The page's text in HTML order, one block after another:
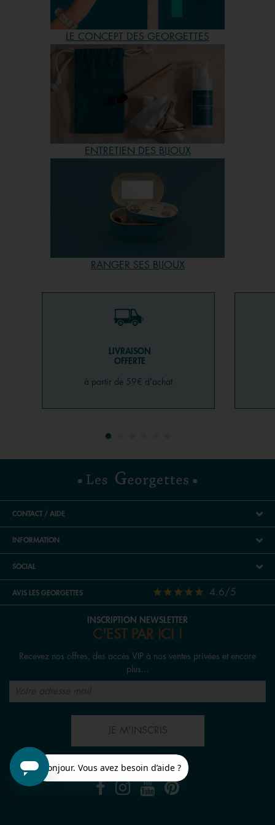
optant pour un Jonc ou un Bracelet Chaîne, vous vous
dirigez alors vers notre collection Les Cadettes, pensée
pour cumuler plusieurs bijoux. Quel que soit le style
sélectionné (bracelet rond ou jonc), il sera également
entre elles sur votre poignet. Il est également possible de
ne choisir qu’un bracelet de montre (maille, souple ou
bijou) sans pour autant prendre un boîtier ! Vous êtes en
l’inspiration pour trouver le cadeau idéal ? Suivez le
toutes les nouveautés, une ribambelle de modèles vous
sont proposés, de toutes les largeurs, de toutes les tailles,
et de toutes les collections, assemblés ou non d’un cuir
bleu, blanc, gris, jaune, marron, noir, rouge, vert, rose,
à savoir pour vos prochains achats en ligne sur le site Les
Georgettes : pour une commande d’une valeur
fidélité, vous cumulez des points !
On vous l’a déjà dit : la mode est un éternel
recommencement ! C’est pourquoi on ne cesse de voir
gros maillons dorés - fait son grand retour, les pendentifs
avec des créoles pour mélanger les styles, et on accumule
rangs, en mêlant l’or et l’argent. Enfin, on réinvestit aussi
possible : le pendentif coeur en or, plaqué or, argent, la
bague chevalière ou avec des pierres précieuses, le
collier de perles, la fine gourmette en plaqué or, etc. Chez
Les Georgettes, si on aime suivre la tendance en vous
proposant toujours plus de designs et de nouveautés
à votre imagination et faire parler votre créativité grâce à
notre atelier de personnalisation en ligne, où chaque
bracelet, collier, paire de boucle d’oreille, montre et
bague pour femme peut être créée sur-mesure.
LE CONCEPT DES GEORGETTES
ENTRETIEN DES BIJOUX
RANGER SES BIJOUX
LIVRAISON
OFFERTE
à partir de 59€ d'achat
CONTACT / AIDE
INFORMATION
SOCIAL
AVIS LES GEORGETTES 4.6/5
INSCRIPTION NEWSLETTER
C'EST PAR ICI !
Recevez nos offres, des accès VIP à nos ventes privées et encore
plus...
JE M'INSCRIS
SUIVEZ-NOUS